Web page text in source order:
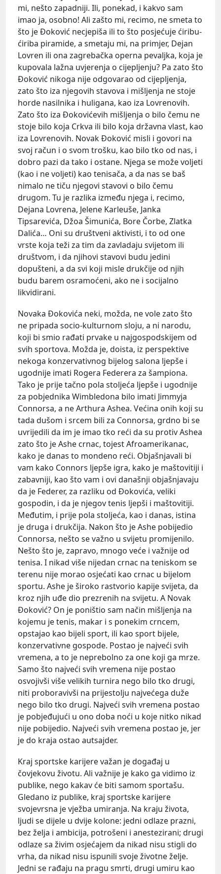
mi, nešto zapadniji. Ili, ponekad, i kakvo sam
imao ja, osobno! Ali zašto mi, recimo, ne smeta to
što je Đoković necjepiša ili to što posjećuje ćiribu-
ćiriba piramide, a smetaju mi, na primjer, Dejan
Lovren ili ona zagrebačka operna pevaljka, koja je
kupovala lažna uvjerenja o cijepljenju? Pa zato što
Đoković nikoga nije odgovarao od cijepljenja,
zato što iza njegovih stavova i mišljenja ne stoje
horde nasilnika i huligana, kao iza Lovrenovih.
Zato što iza Đokovićevih mišljenja o bilo čemu ne
stoje bilo koja Crkva ili bilo koja državna vlast, kao
iza Lovrenovih. Novak Đoković misli i govori na
svoj račun i o svom trošku, kao bilo tko od nas, i
dobro pazi da tako i ostane. Njega se može voljeti
(kao i ne voljeti) kao tenisača, a da nas se baš
nimalo ne tiču njegovi stavovi o bilo čemu
drugom. Tu je razlika između njega i, recimo,
Dejana Lovrena, Jelene Karleuše, Janka
Tipsarevića, Džoa Šimunića, Bore Čorbe, Zlatka
Dalića… Oni su društveni aktivisti, i to od one
vrste koja teži za tim da zavladaju svijetom ili
društvom, i da njihovi stavovi budu jedini
dopušteni, a da svi koji misle drukčije od njih
budu barem osramoćeni, ako ne i socijalno
likvidirani.
Novaka Đokovića neki, možda, ne vole zato što
ne pripada socio-kulturnom sloju, a ni narodu,
koji bi smio rađati prvake u najgospodskijem od
svih sportova. Možda je, doista, iz perspektive
nekoga konzervativnog bijelog salona ljepše i
ugodnije imati Rogera Federera za šampiona.
Tako je prije tačno pola stoljeća ljepše i ugodnije
za pobjednika Wimbledona bilo imati Jimmyja
Connorsa, a ne Arthura Ashea. Većina onih koji su
tada dušom i srcem bili za Connorsa, grdno bi se
uvrijedili da im je imao tko reći da su protiv Ashea
zato što je Ashe crnac, tojest Afroamerikanac,
kako je danas to mondeno reći. Objašnjavali bi
vam kako Connors ljepše igra, kako je maštovitiji i
zabavniji, kao što vam i ovi današnji objašnjavaju
da je Federer, za razliku od Đokovića, veliki
gospodin, i da je njegov tenis ljepši i maštovitiji.
Međutim, i prije pola stoljeća, kao i danas, istina
je druga i drukčija. Nakon što je Ashe pobijedio
Connorsa, nešto se važno u svijetu promijenilo.
Nešto što je, zapravo, mnogo veće i važnije od
tenisa. I nikad više nijedan crnac na teniskom se
terenu nije morao osjećati kao crnac u bijelom
sportu. Ashe je široko rastvorio kapije svijeta, da
kroz njih uđe dio prezrenih na svijetu. A Novak
Đoković? On je poništio sam način mišljenja na
kojemu je tenis, makar i s ponekim crncem,
opstajao kao bijeli sport, ili kao sport bijele,
konzervativne gospode. Postao je najveći svih
vremena, a to je neprebolno za one koji ga mrze.
Samo što najveći svih vremena nije postao
osvojivši više velikih turnira nego bilo tko drugi,
niti proboravivši na prijestolju najvećega duže
nego bilo tko drugi. Najveći svih vremena postao
je pobjeđujući u ono doba noći u koje nitko nikad
nije pobijedio. Najveći svih vremena postao je, jer
je do kraja ostao autsajder.
Kraj sportske karijere važan je događaj u
čovjekovu životu. Ali važnije je kako ga vidimo iz
publike, nego kakav će biti samom sportašu.
Gledano iz publike, kraj sportske karijere
svojevrsna je vježba umiranja. Na kraju života,
ljudi se dijele u dvije kolone: jedni odlaze prazni,
bez želja i ambicija, potrošeni i anestezirani; drugi
odlaze sa živim osjećajem da nikad nisu stigli do
vrha, da nikad nisu ispunili svoje životne želje.
Jedni se rađaju na pragu smrti, drugi umiru kao